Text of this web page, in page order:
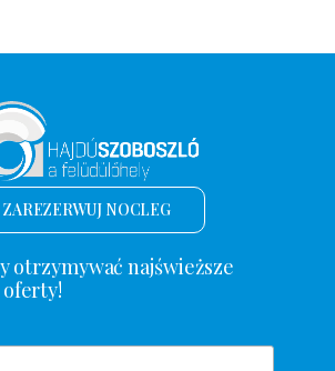
ZAREZERWUJ NOCLEG
otrzymywać najświeższe